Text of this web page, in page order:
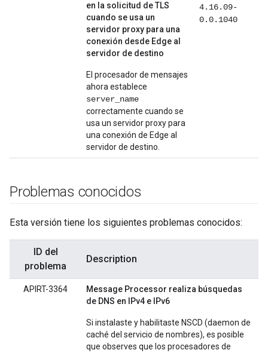
en la solicitud de TLS
cuando se usa un
servidor proxy para una
conexión desde Edge al
servidor de destino
El procesador de mensajes
ahora establece
server_name
correctamente cuando se
usa un servidor proxy para
una conexión de Edge al
servidor de destino.
4.16.09-
0.0.1040
Problemas conocidos
Esta versión tiene los siguientes problemas conocidos:
ID del
problema
Description
APIRT-3364
Message Processor realiza búsquedas
de DNS en IPv4 e IPv6
Si instalaste y habilitaste NSCD (daemon de
caché del servicio de nombres), es posible
que observes que los procesadores de